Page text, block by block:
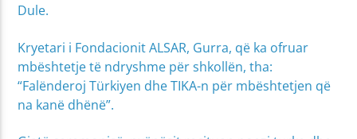
Dule.
Kryetari i Fondacionit ALSAR, Gurra, që ka ofruar
mbështetje të ndryshme për shkollën, tha:
“Falënderoj Türkiyen dhe TIKA-n për mbështetjen që
na kanë dhënë”.